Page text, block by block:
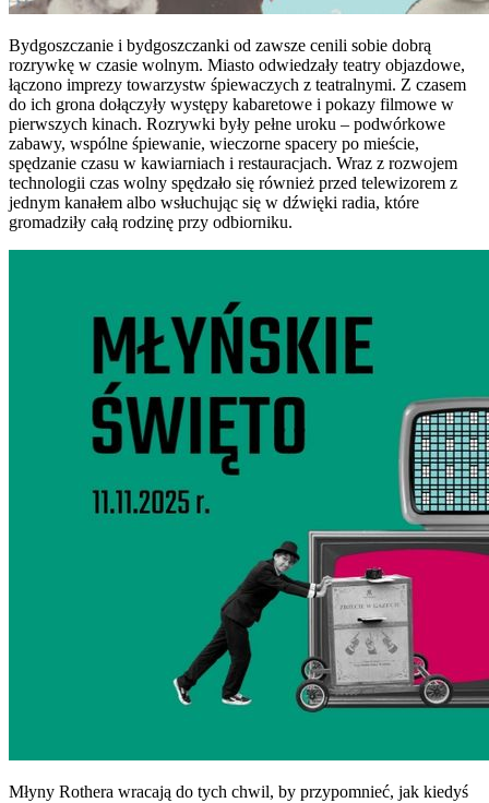
Bydgoszczanie i bydgoszczanki od zawsze cenili sobie dobrą
rozrywkę w czasie wolnym. Miasto odwiedzały teatry objazdowe,
łączono imprezy towarzystw śpiewaczych z teatralnymi. Z czasem
do ich grona dołączyły występy kabaretowe i pokazy filmowe w
pierwszych kinach. Rozrywki były pełne uroku – podwórkowe
zabawy, wspólne śpiewanie, wieczorne spacery po mieście,
spędzanie czasu w kawiarniach i restauracjach. Wraz z rozwojem
technologii czas wolny spędzało się również przed telewizorem z
jednym kanałem albo wsłuchując się w dźwięki radia, które
gromadziły całą rodzinę przy odbiorniku.
Młyny Rothera wracają do tych chwil, by przypomnieć, jak kiedyś